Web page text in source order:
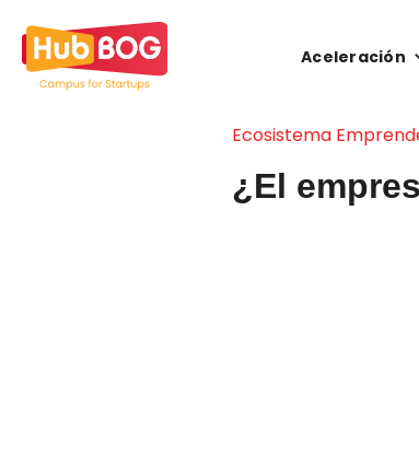
Aceleración
Ecosistema
¿El